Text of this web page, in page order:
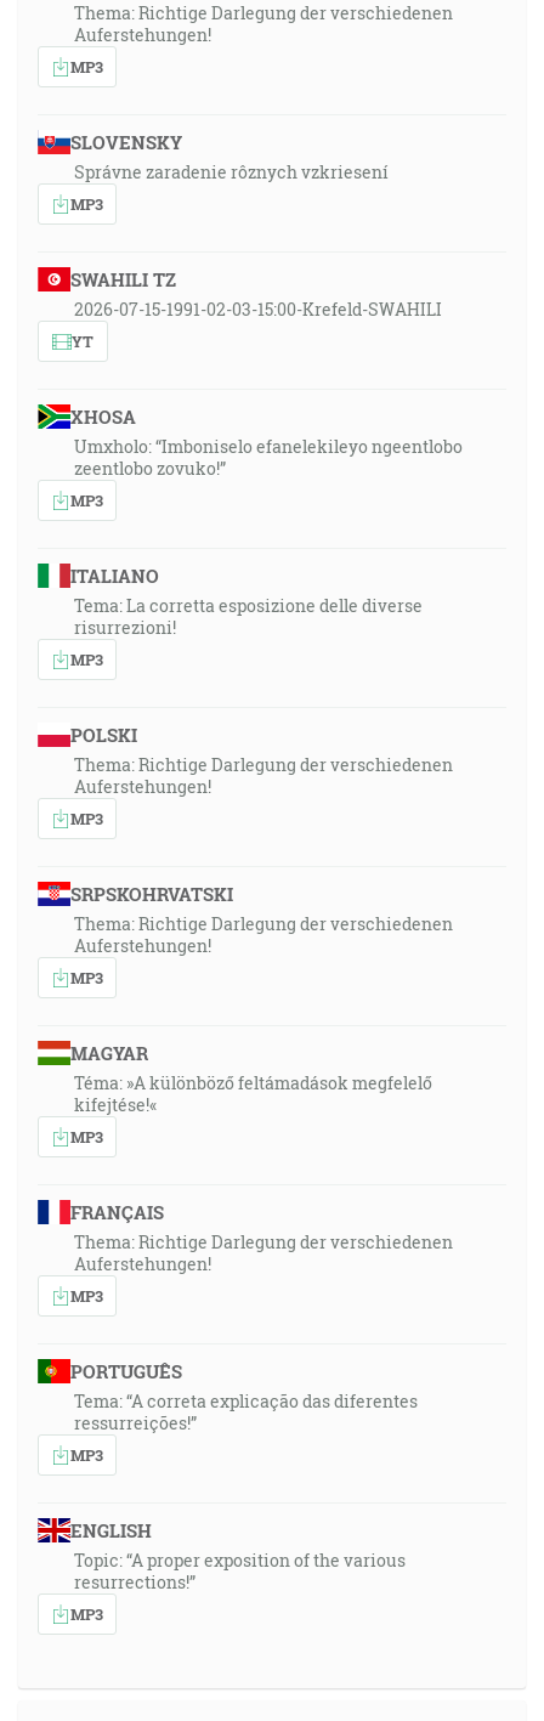
Thema: Richtige Darlegung der verschiedenen
Auferstehungen!
MP3
SLOVENSKY
Správne zaradenie rôznych vzkriesení
MP3
SWAHILI TZ
2026-07-15-1991-02-03-15:00-Krefeld-SWAHILI
YT
XHOSA
Umxholo: “Imboniselo efanelekileyo ngeentlobo
zeentlobo zovuko!”
MP3
ITALIANO
Tema: La corretta esposizione delle diverse
risurrezioni!
MP3
POLSKI
Thema: Richtige Darlegung der verschiedenen
Auferstehungen!
MP3
SRPSKOHRVATSKI
Thema: Richtige Darlegung der verschiedenen
Auferstehungen!
MP3
MAGYAR
Téma: »A különböző feltámadások megfelelő
kifejtése!«
MP3
FRANÇAIS
Thema: Richtige Darlegung der verschiedenen
Auferstehungen!
MP3
PORTUGUÊS
Tema: “A correta explicação das diferentes
ressurreições!”
MP3
ENGLISH
Topic: “A proper exposition of the various
resurrections!”
MP3